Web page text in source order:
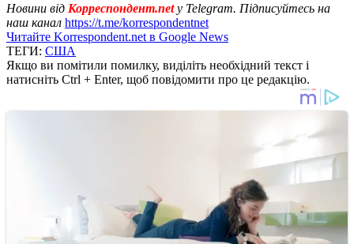
Новини від Корреспондент.net у Telegram. Підписуйтесь на
наш канал https://t.me/korrespondentnet
Читайте Korrespondent.net в Google News
ТЕГИ: США
Якщо ви помітили помилку, виділіть необхідний текст і
натисніть Ctrl + Enter, щоб повідомити про це редакцію.